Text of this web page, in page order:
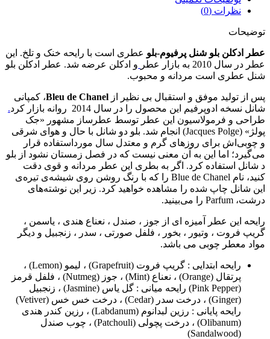
نظرات (0)
توضیحات
عطر ادکلن بلو شنل پرفیوم-بلو عطری است با رایحه خنک و تلخ. این
عطر در سال 2010 به بازار عطر
و ادکلن عرضه شد. عطر ادكلن بلو
شنل عطری است مردانه و محبوب.
پس از تولید موفق و استقبال بی نظیر از Bleu de Chanel، کمپانی
شانل نسخه ادوپرفیم این محصول را در سال 2014 روانه بازار کرد
.
طراحی و فرمولاسیون این عطر توسط عطرساز مشهور «جک
پولژ» (Jacques Polge) انجام شد. بلو دو شانل با حال و هوای شرقی
و چوبی‌اش برای روزهای گرم و معتدل سال مورداستفاده قرار
می‌گیرد؛ اما این به آن معنی نیست که در فصل زمستان نشود از بلو
د شانل استفاده کرد. اگر به بطری این عطر مردانه و قوی دقت
کنید، نام Blue de Chanel را که با رنگ روشن روی شیشه‌ی تیره‌ی
این شانل چاپ شده را مشاهده خواهید کرد. زیر این نوشته‌های
درشت، Parfum را می‌بینید.
رایحه این عطر آمیزه ای از جوز ، صندل ، نعناع هندی ، یاسمن ،
گریپ فروت ، وتیور ، بخور ، فلفل صورتی ، سدر ، زنجبیل و دیگر
مواد معطر چوبی می باشد.
رایحه ابتدایی : گریپ فروت (Grapefruit) ، لیمو (Lemon) ،
پرتقال (Orange) ، نعناع (Mint) ، جوز (Nutmeg) ، فلفل قرمز
(Pink Pepper) رایحه میانی : گل یاس (Jasmine) ، زنجبیل
(Ginger) ، درخت سدر (Cedar) ، درخت خس خس (Vetiver)
رایحه پایانی : رزین لبدانوم (Labdanum) ، رزین کندر هندی
(Olibanum) ، درخت پچولی (Patchouli) ، چوب صندل
(Sandalwood)